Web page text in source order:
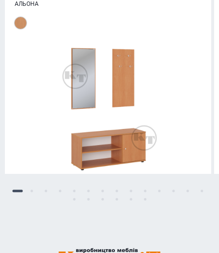
АЛЬОНА